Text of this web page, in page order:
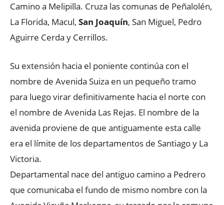
Camino a Melipilla. Cruza las comunas de Peñalolén,
La Florida, Macul, San Joaquín, San Miguel, Pedro
Aguirre Cerda y Cerrillos.
Su extensión hacia el poniente continúa con el
nombre de Avenida Suiza en un pequeño tramo
para luego virar definitivamente hacia el norte con
el nombre de Avenida Las Rejas. El nombre de la
avenida proviene de que antiguamente esta calle
era el límite de los departamentos de Santiago y La
Victoria.
Departamental nace del antiguo camino a Pedrero
que comunicaba el fundo de mismo nombre con la